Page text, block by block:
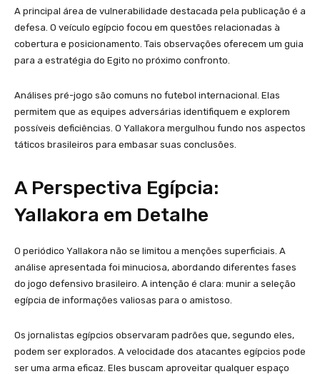
A principal área de vulnerabilidade destacada pela publicação é a
defesa. O veículo egípcio focou em questões relacionadas à
cobertura e posicionamento. Tais observações oferecem um guia
para a estratégia do Egito no próximo confronto.
Análises pré-jogo são comuns no futebol internacional. Elas
permitem que as equipes adversárias identifiquem e explorem
possíveis deficiências. O Yallakora mergulhou fundo nos aspectos
táticos brasileiros para embasar suas conclusões.
A Perspectiva Egípcia:
Yallakora em Detalhe
O periódico Yallakora não se limitou a menções superficiais. A
análise apresentada foi minuciosa, abordando diferentes fases
do jogo defensivo brasileiro. A intenção é clara: munir a seleção
egípcia de informações valiosas para o amistoso.
Os jornalistas egípcios observaram padrões que, segundo eles,
podem ser explorados. A velocidade dos atacantes egípcios pode
ser uma arma eficaz. Eles buscam aproveitar qualquer espaço